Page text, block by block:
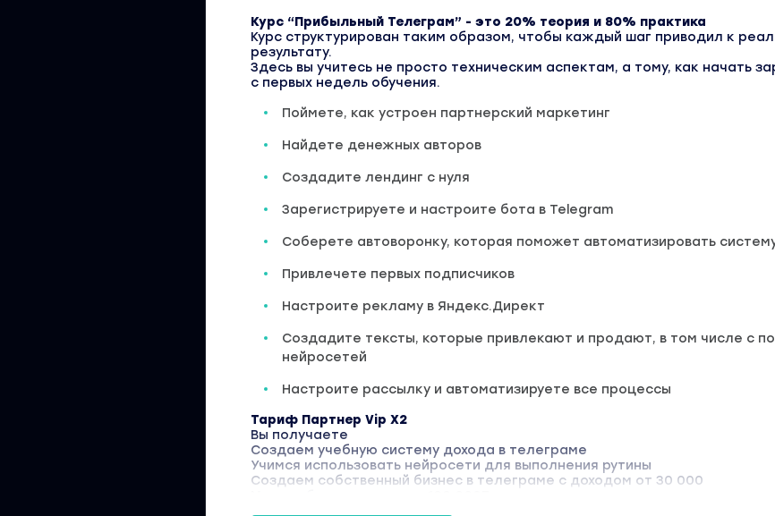
Курс “Прибыльный Телеграм” - это 20% теория и 80% практика
Курс структурирован таким образом, чтобы каждый шаг приводил к
результату.
Здесь вы учитесь не просто техническим аспектам, а тому, как начать
с первых недель обучения.
Поймете, как устроен партнерский маркетинг
Найдете денежных авторов
Создадите лендинг с нуля
Зарегистрируете и настроите бота в Telegram
Соберете автоворонку, которая поможет автоматизировать
Привлечете первых подписчиков
Настроите рекламу в Яндекс.Директ
Создадите тексты, которые привлекают и продают, в том числе с
нейросетей
Настроите рассылку и автоматизируете все процессы
Тариф Партнер Vip X2
Вы получаете
Создаем учебную систему дохода в телеграме
Учимся использовать нейросети для выполнения рутины
Создаем собственный бизнес в телеграме с доходом от 30 000